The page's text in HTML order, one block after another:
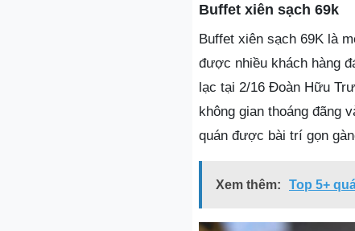
Buffet xiên sạch 69k
Buffet xiên sạch 69K là
được nhiều khách hàng
lạc tại 2/16 Đoàn Hữu
không gian thoáng đãng
quán được bài trí gọn
Xem thêm: Top 5+